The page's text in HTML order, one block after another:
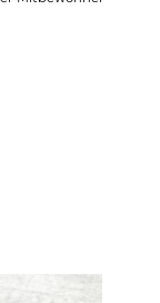
Vorteile:
mich einen